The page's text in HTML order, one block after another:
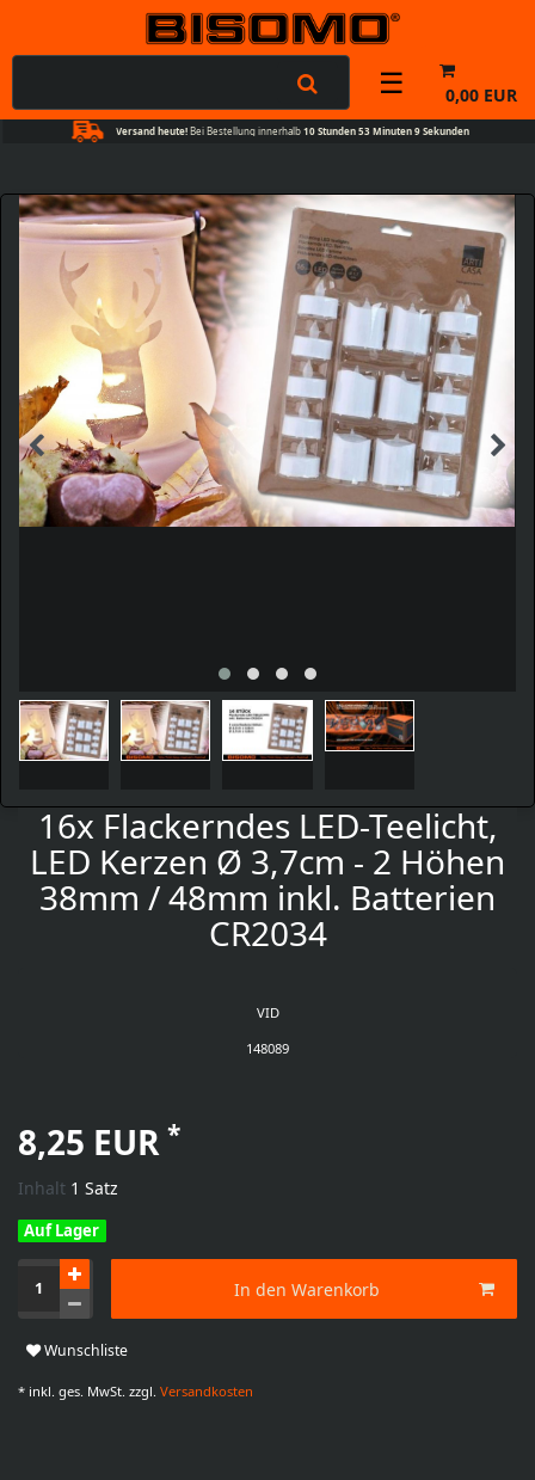
☰ 0,00 EUR
Versand heute!Bei Bestellung innerhalb10 Stunden 53 Minuten 9 Sekunden
16x Flackerndes LED-Teelicht,
LED Kerzen Ø 3,7cm - 2 Höhen
38mm / 48mm inkl. Batterien
CR2034
VID
148089
8,25 EUR *
Inhalt 1 Satz
Auf Lager
In den Warenkorb
Wunschliste
* inkl. ges. MwSt. zzgl. Versandkosten